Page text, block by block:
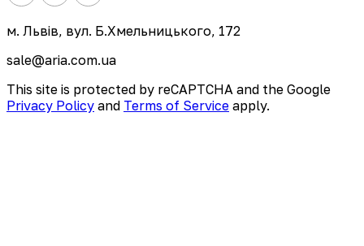
м. Львів, вул. Б.Хмельницького, 172
sale@aria.com.ua
This site is protected by reCAPTCHA and the Google
Privacy Policy and Terms of Service apply.